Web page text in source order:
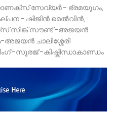
സേവ്യർ - ഭ്രമയുഗം,
- ഷിജിൻ മെൽവിൻ,
സിങ്ക് സൗണ്ട് -അജയൻ
അജയൻ ചാലിശ്ശേരി
-സൂരജ് -കിഷ്കിന്ധാകാണ്ഡം